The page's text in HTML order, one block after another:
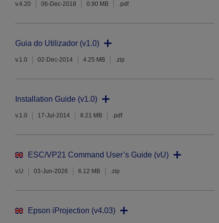
v.4.20 06-Dec-2018 0.90 MB .pdf
Guia do Utilizador (v1.0)
v.1.0 02-Dec-2014 4.25 MB .zip
Installation Guide (v1.0)
v.1.0 17-Jul-2014 8.21 MB .pdf
ESC/VP21 Command User’s Guide (vU)
v.U 03-Jun-2026 6.12 MB .zip
Epson iProjection (v4.03)